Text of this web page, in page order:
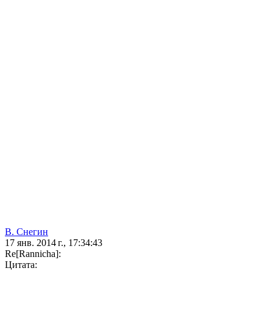
В. Снегин
17 янв. 2014 г., 17:34:43
Re[Rannicha]:
Цитата: